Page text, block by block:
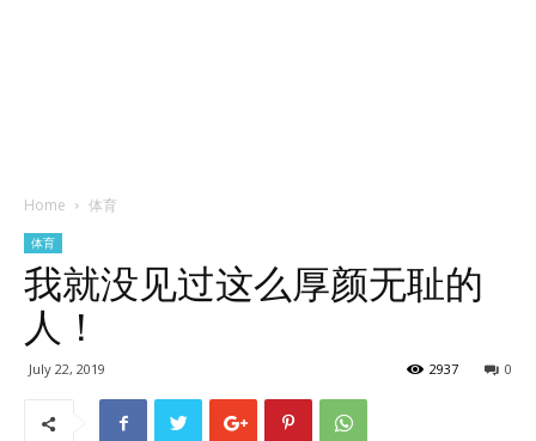
Home 体育
体育
我就没见过这么厚颜无耻的
人！
July 22, 2019 0
2937